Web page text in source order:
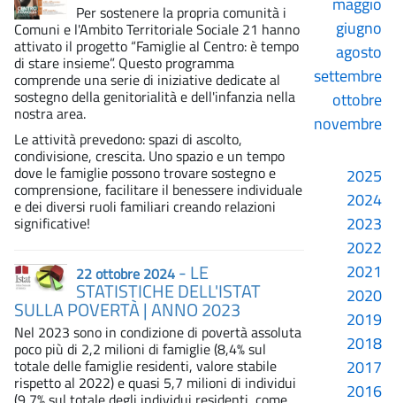
Per sostenere la propria comunità i
Comuni e l'Ambito Territoriale Sociale 21 hanno
attivato il progetto “Famiglie al Centro: è tempo
di stare insieme”. Questo programma
comprende una serie di iniziative dedicate al
sostegno della genitorialità e dell'infanzia nella
nostra area.
Le attività prevedono: spazi di ascolto,
condivisione, crescita. Uno spazio e un tempo
dove le famiglie possono trovare sostegno e
comprensione, facilitare il benessere individuale
e dei diversi ruoli familiari creando relazioni
significative!
22 ottobre 2024 - LE
STATISTICHE DELL'ISTAT
SULLA POVERTÀ | ANNO 2023
Nel 2023 sono in condizione di povertà assoluta
poco più di 2,2 milioni di famiglie (8,4% sul
totale delle famiglie residenti, valore stabile
rispetto al 2022) e quasi 5,7 milioni di individui
giugno
agosto
settembre
ottobre
novembre
2025
2024
2023
2022
2021
2020
2019
2018
2017
2016